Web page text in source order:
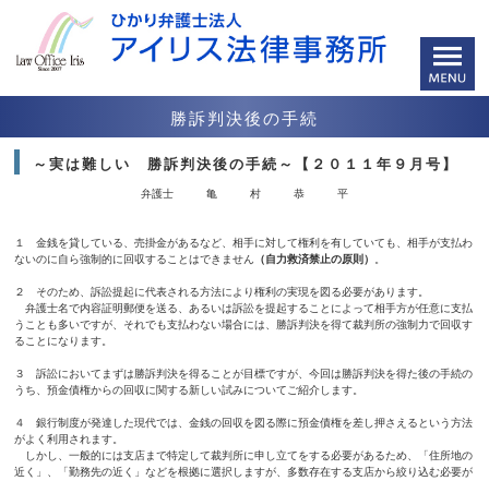
勝訴判決後の手続
～実は難しい 勝訴判決後の手続～【２０１１年９月号】
弁護士 亀 村 恭 平
１ 金銭を貸している、売掛金があるなど、相手に対して権利を有していても、相手が支払わ
ないのに自ら強制的に回収することはできません （自力救済禁止の原則）
２ そのため、訴訟提起に代表される方法により権利の実現を図る必要があります。
弁護士名で内容証明郵便を送る、あるいは訴訟を提起すること によって相手方が任意に支払
うことも多いですが、それでも支払わない場合には、勝訴判決を得て裁判所の強制力で回収す
ること になります。
３ 訴訟においてまずは勝訴判決を得ることが目標ですが、今回は 勝訴判決を得た後の手続の
うち、預金債権からの回収に関する新しい試みについてご紹介します。
４ 銀行制度が発達した現代では、金銭の回収を図る際に預金債権を差し押さえるという方法
がよく利用されます。
しかし、一般的には支店まで特定して裁判所に申し立てをする必要があるため、「住所地の
近く」、「勤務先の近く」などを根拠に選択しますが、多数存在する支店から絞り込む必要が